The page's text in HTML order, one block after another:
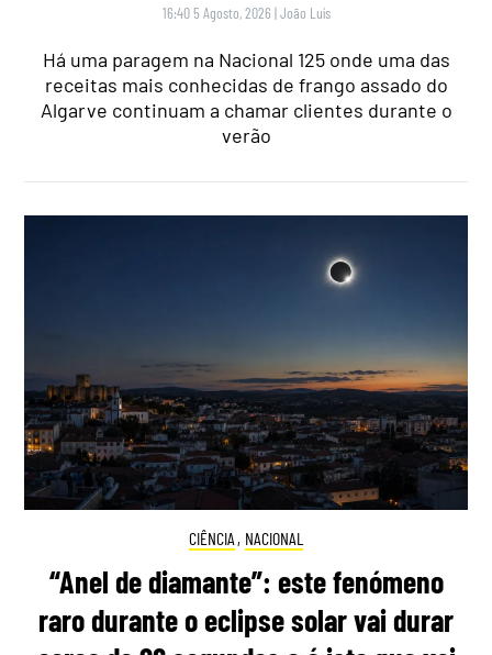
16:40 5 Agosto, 2026 |João Luís
Há uma paragem na Nacional 125 onde uma das
receitas mais conhecidas de frango assado do
Algarve continuam a chamar clientes durante o
verão
CIÊNCIA , NACIONAL
“Anel de diamante”: este fenómeno
raro durante o eclipse solar vai durar